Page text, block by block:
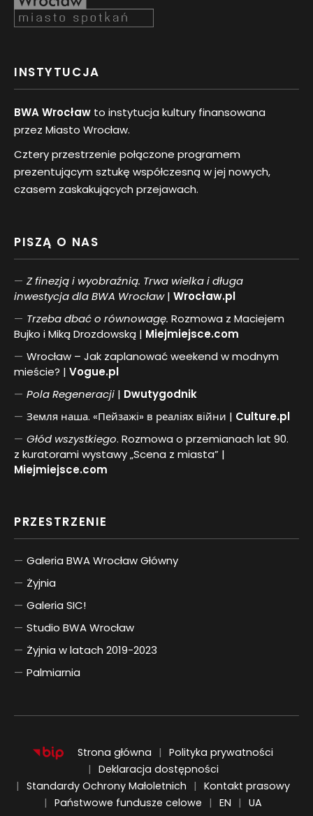
INSTYTUCJA
BWA Wrocław to instytucja kultury finansowana
przez Miasto Wrocław.
Cztery przestrzenie połączone programem
prezentującym sztukę współczesną w jej nowych,
czasem zaskakujących przejawach.
PISZĄ O NAS
Z finezją i wyobraźnią. Trwa wielka i długa
inwestycja dla BWA Wrocław| Wrocław.pl
Trzeba dbać o równowagę. Rozmowa z Maciejem
Bujko i Miką Drozdowską | Miejmiejsce.com
Wrocław – Jak zaplanować weekend w modnym
mieście? | Vogue.pl
PolaRegeneracji | Dwutygodnik
Земля наша. «Пейзажі» в реаліях війни | Culture.pl
Głód wszystkiego. Rozmowa o przemianach lat 90.
z kuratorami wystawy „Scena z miasta” |
Miejmiejsce.com
PRZESTRZENIE
Galeria BWA Wrocław Główny
Żyjnia
Galeria SIC!
Studio BWA Wrocław
Żyjnia w latach 2019-2023
Palmiarnia
Strona główna
Polityka prywatności
Deklaracja dostępności
Standardy Ochrony Małoletnich
Kontakt prasowy
Państwowe fundusze celowe
EN
ENGLISH
UA
UKRAIŃSKI